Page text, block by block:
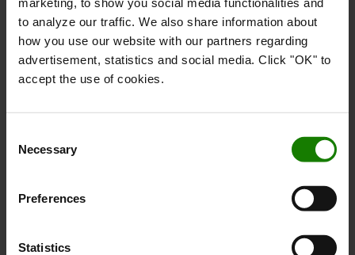
to analyze our traffic. We also share information about
how you use our website with our partners regarding
advertisement, statistics and social media. Click "OK" to
accept the use of cookies.
Selection
Necessary
Preferences
Statistics
Om Toyota
Hvem er vi
Hvorfor vælge Toyota
Kundetilfredshedsundersøgelse
Bæredygtighed
Logistic Solution Center
Job hos Toyota Material Handling